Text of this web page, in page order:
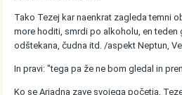
Tako Tezej kar naenkrat zagleda temni
more hoditi, smrdi po alkoholu, en teden
odštekana, čudna itd. /aspekt Neptun,
In pravi: "tega pa že ne bom gledal in
Ko se Arjadna zave svojega početja,